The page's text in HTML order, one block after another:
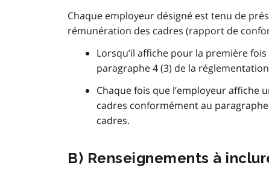
Chaque employeur désigné est tenu de
rémunération des cadres (rapport de
Lorsqu’il affiche pour la première
paragraphe 4 (3) de la
Chaque fois que l’employeur
cadres conformément au
cadres.
B) Renseignements à